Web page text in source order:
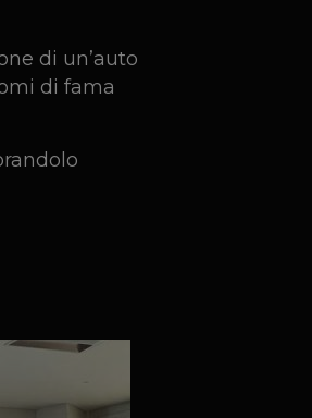
di un’auto
di fama